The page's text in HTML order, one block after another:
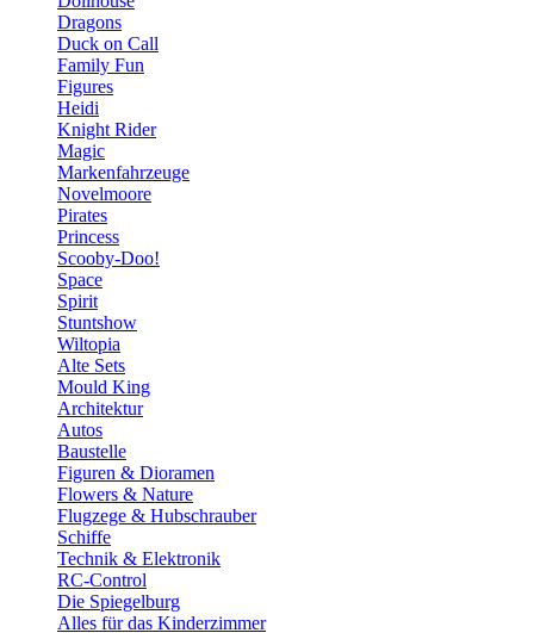
Dragons
Duck on Call
Family Fun
Figures
Heidi
Knight Rider
Magic
Markenfahrzeuge
Novelmoore
Pirates
Princess
Scooby-Doo!
Space
Spirit
Stuntshow
Wiltopia
Alte Sets
Mould King
Architektur
Autos
Baustelle
Figuren & Dioramen
Flowers & Nature
Flugzege & Hubschrauber
Schiffe
Technik & Elektronik
RC-Control
Die Spiegelburg
Alles für das Kinderzimmer